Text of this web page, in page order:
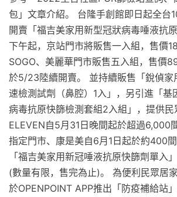
包」文章介紹。 台隆手創館即日起全台
開賣「福吉美家用新型冠狀病毒唾液抗
下午起，京站門市將販售一入組，售價
SOGO、美麗華門市販售五入組，售價
於5/23陸續開賣。 並持續販售「銳偵家
速檢測試劑（鼻腔）1入」，另引進「基
病毒抗原快篩檢測套組2入組」，提供
ELEVEN自5月31日晚間起於超過6,000
指定門市、康是美自6月1日起於約400
「福吉美家用新冠唾液抗原快篩劑單入
(數量有限，售完為止)。 為便利民眾居
於OPENPOINT APP推出「防疫補給站